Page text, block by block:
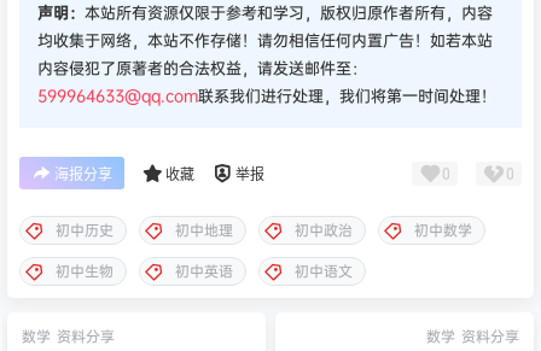
声明： 本站所有资源仅限于参考和学习，版权归原作者所有，内容
均收集于网络，本站不作存储！请勿相信任何内置广告！如若本站
内容侵犯了原著者的合法权益，请发送邮件至：
599964633@qq.com联系我们进行处理，我们将第一时间处理！
海报分享 收藏 举报 0 0
初中历史 初中地理 初中政治
初中数学
初中生物
初中英语 初中语文
数学 资料分享 数学 资料分享